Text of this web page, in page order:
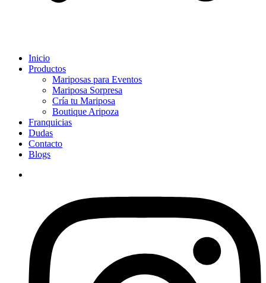
Inicio
Productos
Mariposas para Eventos
Mariposa Sorpresa
Cría tu Mariposa
Boutique Aripoza
Franquicias
Dudas
Contacto
Blogs